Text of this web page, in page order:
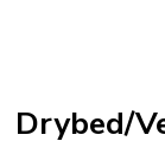
Drybed/